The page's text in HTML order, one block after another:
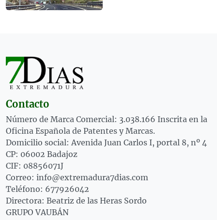
Contacto
Número de Marca Comercial: 3.038.166 Inscrita en la
Oficina Española de Patentes y Marcas.
Domicilio social: Avenida Juan Carlos I, portal 8, nº 4
CP: 06002 Badajoz
CIF: 08856071J
Correo: info@extremadura7dias.com
Teléfono: 677926042
Directora: Beatriz de las Heras Sordo
GRUPO VAUBÁN